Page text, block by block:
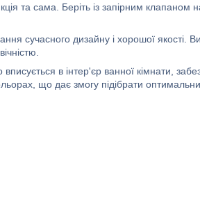
та сама. Беріть із запірним клапаном
сучасного дизайну і хорошої якості.
в інтер'єр ванної кімнати,
що дає змогу підібрати